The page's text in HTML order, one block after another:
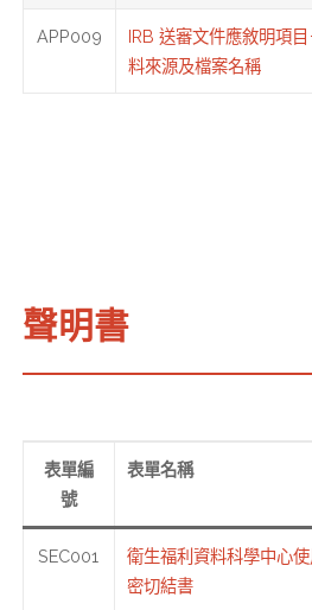
APP009
IRB 送審文件應敘明項
料來源及檔案名稱
聲明書
表單編
號
表單名稱
SEC001
衛生福利資料科學中心
密切結書